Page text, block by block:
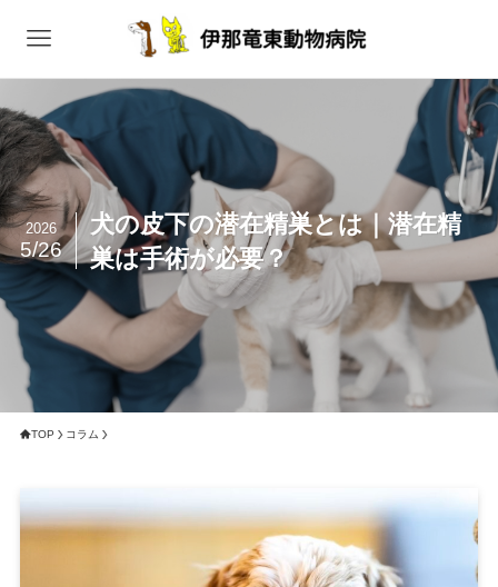
犬の皮下の潜在精巣とは｜潜在精
巣は手術が必要？
2026
5/26
TOP コラム